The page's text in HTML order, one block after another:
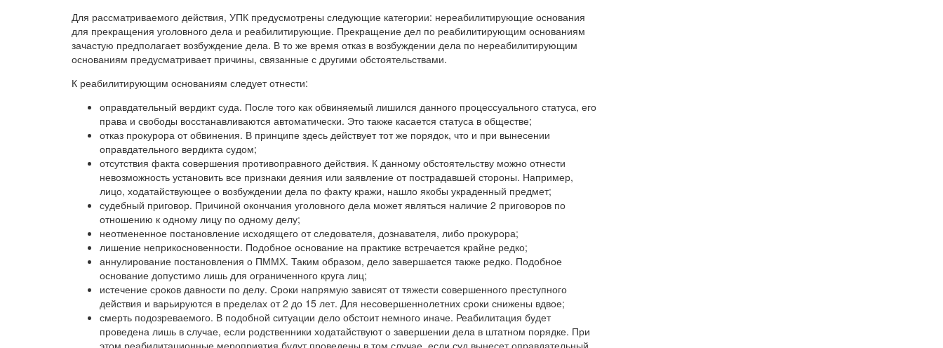
Для рассматриваемого действия, УПК предусмотрены следующие категории: нереабилитирующие основания
для прекращения уголовного дела и реабилитирующие. Прекращение дел по реабилитирующим основаниям
зачастую предполагает возбуждение дела. В то же время отказ в возбуждении дела по нереабилитирующим
основаниям предусматривает причины, связанные с другими обстоятельствами.
К реабилитирующим основаниям следует отнести:
оправдательный вердикт суда. После того как обвиняемый лишился данного процессуального статуса, его
права и свободы восстанавливаются автоматически. Это также касается статуса в обществе;
отказ прокурора от обвинения. В принципе здесь действует тот же порядок, что и при вынесении
оправдательного вердикта судом;
отсутствия факта совершения противоправного действия. К данному обстоятельству можно отнести
невозможность установить все признаки деяния или заявление от пострадавшей стороны. Например,
лицо, ходатайствующее о возбуждении дела по факту кражи, нашло якобы украденный предмет;
судебный приговор. Причиной окончания уголовного дела может являться наличие 2 приговоров по
отношению к одному лицу по одному делу;
неотмененное постановление исходящего от следователя, дознавателя, либо прокурора;
лишение неприкосновенности. Подобное основание на практике встречается крайне редко;
аннулирование постановления о ПММХ. Таким образом, дело завершается также редко. Подобное
основание допустимо лишь для ограниченного круга лиц;
истечение сроков давности по делу. Сроки напрямую зависят от тяжести совершенного преступного
действия и варьируются в пределах от 2 до 15 лет. Для несовершеннолетних сроки снижены вдвое;
смерть подозреваемого. В подобной ситуации дело обстоит немного иначе. Реабилитация будет
проведена лишь в случае, если родственники ходатайствуют о завершении дела в штатном порядке. При